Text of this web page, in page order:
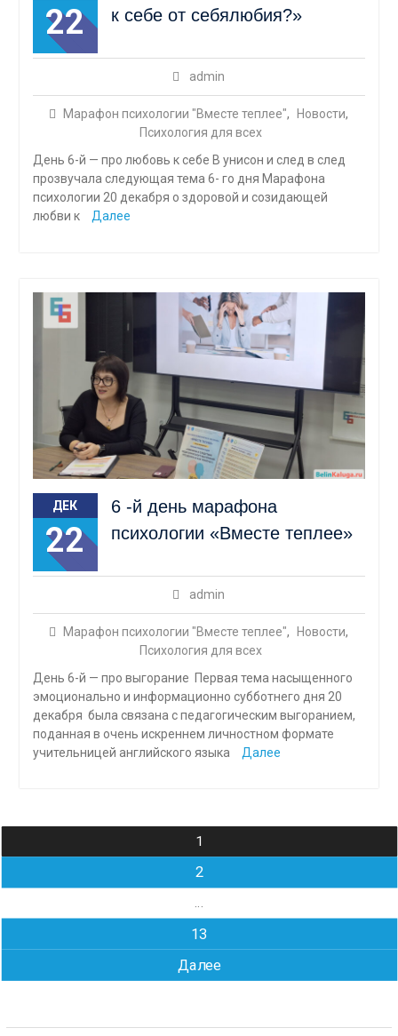
22
к себе от себялюбия?»
admin
Марафон психологии "Вместе теплее", Новости,
Психология для всех
День 6-й — про любовь к себе В унисон и след в след
прозвучала следующая тема 6- го дня Марафона
психологии 20 декабря о здоровой и созидающей
любви к
Далее
ДЕК
22
6 -й день марафона
психологии «Вместе теплее»
admin
Марафон психологии "Вместе теплее", Новости,
Психология для всех
День 6-й — про выгорание Первая тема насыщенного
эмоционально и информационно субботнего дня 20
декабря была связана с педагогическим выгоранием,
поданная в очень искреннем личностном формате
учительницей английского языка
Далее
Навигация
по
записям
1
2
13
Далее